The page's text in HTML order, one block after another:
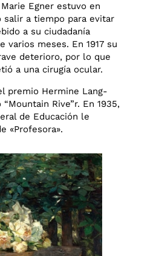
Marie Egner estuvo en
salir a tiempo para evitar
a su ciudadanía
varios meses. En 1917 su
deterioro, por lo que
a una cirugía ocular.
premio Hermine Lang-
Rive”r. En 1935,
de Educación le
«Profesora».